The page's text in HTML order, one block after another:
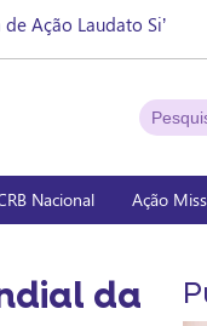
Ação Laudato Si’
Nacional Ação
da